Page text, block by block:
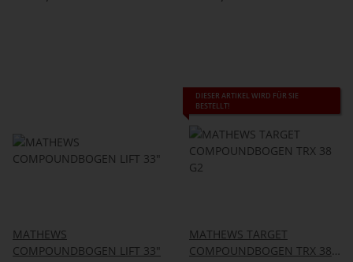
MATHEWS
COMPOUNDBOGEN LIFT 33"
DIESER ARTIKEL WIRD FÜR SIE
BESTELLT!
MATHEWS TARGET
COMPOUNDBOGEN TRX 38